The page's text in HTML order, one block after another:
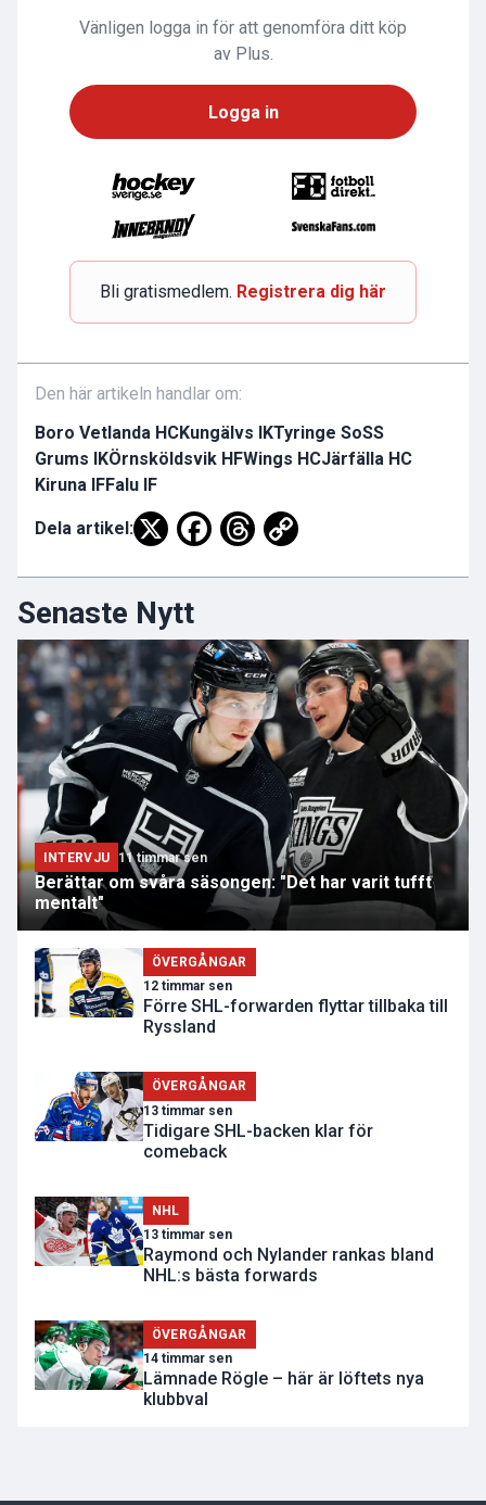
Vänligen logga in för att genomföra ditt köp
av Plus.
Logga in
Bli gratismedlem. Registrera dig här
Den här artikeln handlar om:
Boro Vetlanda HCKungälvs IKTyringe SoSS
Grums IKÖrnsköldsvik HFWings HCJärfälla HC
Kiruna IFFalu IF
Dela artikel:
Senaste Nytt
INTERVJU 11 timmar sen
Berättar om svåra säsongen: "Det har varit tufft
mentalt"
ÖVERGÅNGAR
12 timmar sen
Förre SHL-forwarden flyttar tillbaka till
Ryssland
ÖVERGÅNGAR
13 timmar sen
Tidigare SHL-backen klar för
comeback
NHL
13 timmar sen
Raymond och Nylander rankas bland
NHL:s bästa forwards
ÖVERGÅNGAR
14 timmar sen
Lämnade Rögle – här är löftets nya
klubbval